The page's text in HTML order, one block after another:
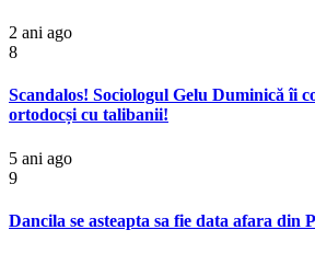
2 ani ago
8
Scandalos! Sociologul Gelu Duminică îi
ortodocși cu talibanii!
5 ani ago
9
Dancila se asteapta sa fie data afara din